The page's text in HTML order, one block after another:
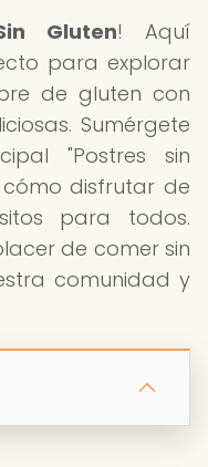
Gluten! Aquí
para explorar
de gluten con
Sumérgete
"Postres sin
disfrutar de
para todos.
de comer sin
comunidad y